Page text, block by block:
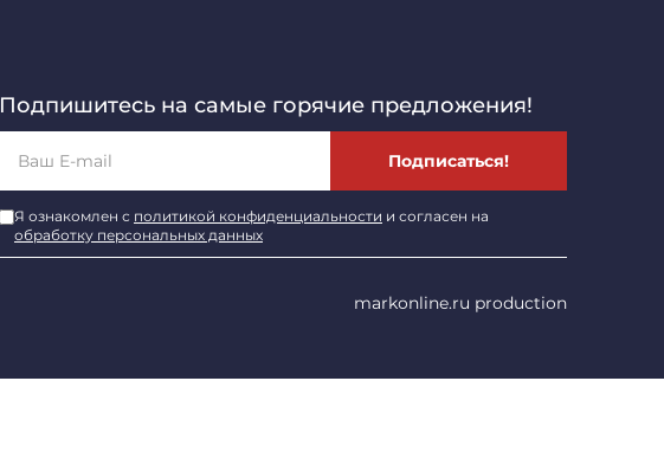
markonline.ru production
Подпишитесь на самые горячие предложения!
Подписаться!
Я ознакомлен с политикой конфиденциальности и согласен на
обработку персональных данных